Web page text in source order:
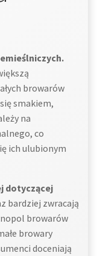
browarów
smakiem,
na
co
ich ulubionym
dotyczącej
bardziej zwracają
browarów
browary
doceniają